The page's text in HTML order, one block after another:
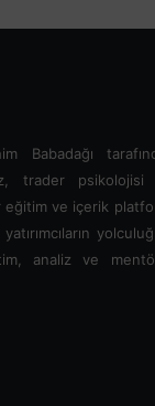
Babadağı
trader psikolojisi
ve içerik
analiz ve